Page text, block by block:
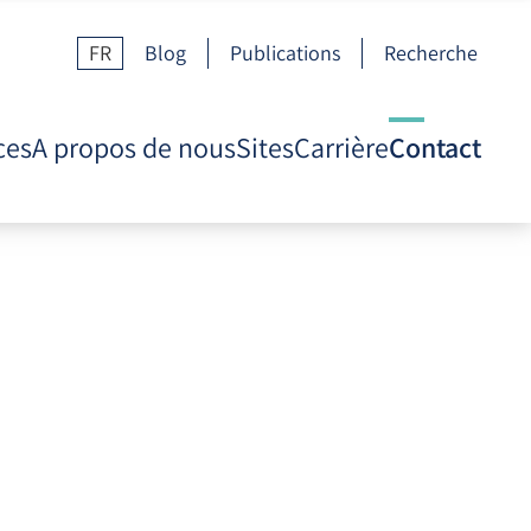
FR Blog Publications Recherche
A propos de nousSitesCarrièreContact